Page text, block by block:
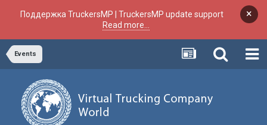
Поддержка TruckersMP | TruckersMP update support
Read more...
×
Events